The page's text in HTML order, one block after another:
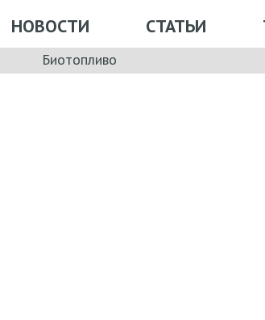
НОВОСТИ СТАТЬИ
Биотопливо